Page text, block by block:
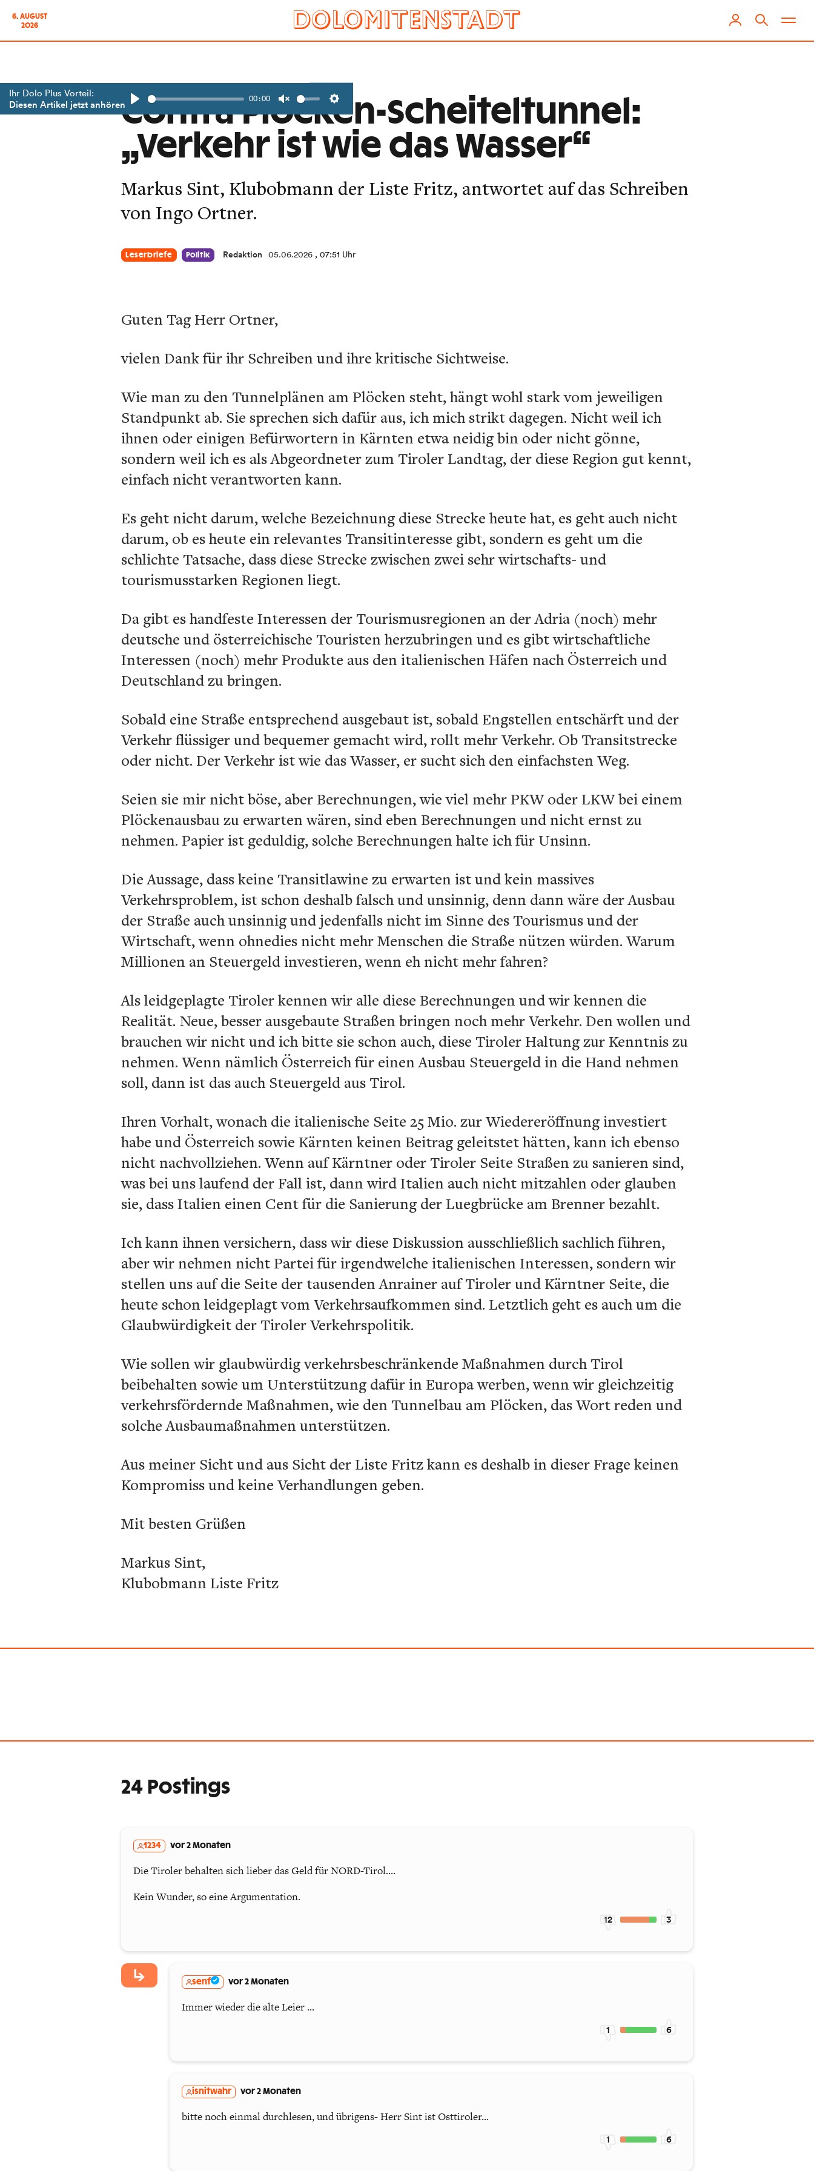
6. AUGUST
2026
Ihr Dolo Plus Vorteil:
Diesen Artikel jetzt anhören 00:00
Settings
Contra Plöcken-Scheiteltunnel:
„Verkehr ist wie das Wasser“
Markus Sint, Klubobmann der Liste Fritz, antwortet auf das Schreiben
von Ingo Ortner.
Leserbriefe Politik Redaktion 05.06.2026 , 07:51 Uhr
Guten Tag Herr Ortner,
vielen Dank für ihr Schreiben und ihre kritische Sichtweise.
Wie man zu den Tunnelplänen am Plöcken steht, hängt wohl stark vom jeweiligen
Standpunkt ab. Sie sprechen sich dafür aus, ich mich strikt dagegen. Nicht weil ich
ihnen oder einigen Befürwortern in Kärnten etwa neidig bin oder nicht gönne,
sondern weil ich es als Abgeordneter zum Tiroler Landtag, der diese Region gut kennt,
einfach nicht verantworten kann.
Es geht nicht darum, welche Bezeichnung diese Strecke heute hat, es geht auch nicht
darum, ob es heute ein relevantes Transitinteresse gibt, sondern es geht um die
schlichte Tatsache, dass diese Strecke zwischen zwei sehr wirtschafts- und
tourismusstarken Regionen liegt.
Da gibt es handfeste Interessen der Tourismusregionen an der Adria (noch) mehr
deutsche und österreichische Touristen herzubringen und es gibt wirtschaftliche
Interessen (noch) mehr Produkte aus den italienischen Häfen nach Österreich und
Deutschland zu bringen.
Sobald eine Straße entsprechend ausgebaut ist, sobald Engstellen entschärft und der
Verkehr flüssiger und bequemer gemacht wird, rollt mehr Verkehr. Ob Transitstrecke
oder nicht. Der Verkehr ist wie das Wasser, er sucht sich den einfachsten Weg.
Seien sie mir nicht böse, aber Berechnungen, wie viel mehr PKW oder LKW bei einem
Plöckenausbau zu erwarten wären, sind eben Berechnungen und nicht ernst zu
nehmen. Papier ist geduldig, solche Berechnungen halte ich für Unsinn.
Die Aussage, dass keine Transitlawine zu erwarten ist und kein massives
Verkehrsproblem, ist schon deshalb falsch und unsinnig, denn dann wäre der Ausbau
der Straße auch unsinnig und jedenfalls nicht im Sinne des Tourismus und der
Wirtschaft, wenn ohnedies nicht mehr Menschen die Straße nützen würden. Warum
Millionen an Steuergeld investieren, wenn eh nicht mehr fahren?
Als leidgeplagte Tiroler kennen wir alle diese Berechnungen und wir kennen die
Realität. Neue, besser ausgebaute Straßen bringen noch mehr Verkehr. Den wollen und
brauchen wir nicht und ich bitte sie schon auch, diese Tiroler Haltung zur Kenntnis zu
nehmen. Wenn nämlich Österreich für einen Ausbau Steuergeld in die Hand nehmen
soll, dann ist das auch Steuergeld aus Tirol.
Ihren Vorhalt, wonach die italienische Seite 25 Mio. zur Wiedereröffnung investiert
habe und Österreich sowie Kärnten keinen Beitrag geleitstet hätten, kann ich ebenso
nicht nachvollziehen. Wenn auf Kärntner oder Tiroler Seite Straßen zu sanieren sind,
was bei uns laufend der Fall ist, dann wird Italien auch nicht mitzahlen oder glauben
sie, dass Italien einen Cent für die Sanierung der Luegbrücke am Brenner bezahlt.
Ich kann ihnen versichern, dass wir diese Diskussion ausschließlich sachlich führen,
aber wir nehmen nicht Partei für irgendwelche italienischen Interessen, sondern wir
stellen uns auf die Seite der tausenden Anrainer auf Tiroler und Kärntner Seite, die
heute schon leidgeplagt vom Verkehrsaufkommen sind. Letztlich geht es auch um die
Glaubwürdigkeit der Tiroler Verkehrspolitik.
Wie sollen wir glaubwürdig verkehrsbeschränkende Maßnahmen durch Tirol
beibehalten sowie um Unterstützung dafür in Europa werben, wenn wir gleichzeitig
verkehrsfördernde Maßnahmen, wie den Tunnelbau am Plöcken, das Wort reden und
solche Ausbaumaßnahmen unterstützen.
Aus meiner Sicht und aus Sicht der Liste Fritz kann es deshalb in dieser Frage keinen
Kompromiss und keine Verhandlungen geben.
Mit besten Grüßen
Markus Sint,
Klubobmann Liste Fritz
24 Postings
1234 vor 2 Monaten
Die Tiroler behalten sich lieber das Geld für NORD-Tirol....
Kein Wunder, so eine Argumentation.
12 3
senf vor 2 Monaten
Immer wieder die alte Leier ...
1 6
isnitwahr vor 2 Monaten
bitte noch einmal durchlesen, und übrigens- Herr Sint ist Osttiroler...
1 6